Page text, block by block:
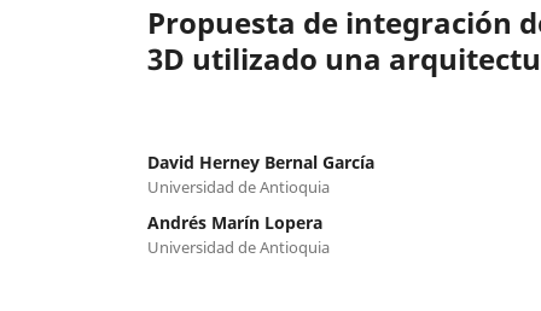
Propuesta de integración
3D utilizado una
David Herney Bernal García
Universidad de Antioquia
Andrés Marín Lopera
Universidad de Antioquia